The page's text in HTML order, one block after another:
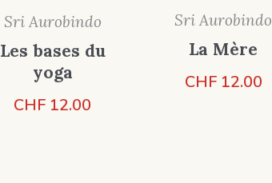
Sri Aurobindo
Les bases du
yoga
CHF 12.00
Sri Aurobindo
La Mère
CHF 12.00